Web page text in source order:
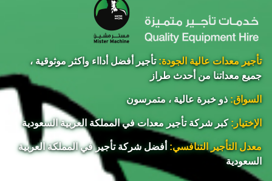
تأجير معدات عالية الجودة:تأجير أفضل أدااء واكثر موثوقية ،
جميع معداتنا من أحدث طراز
السواق:ذو خبرة عالية ، متمرسون
الإختيار:كبر شركة تأجير معدات في المملكة العربية السعودية
معدل التأجير التنافسي: أفضل شركة تأجير في المملكة العربية
السعودية